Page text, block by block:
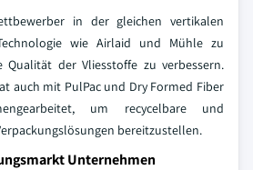
in der gleichen vertikalen
wie Airlaid und Mühle zu
Qualität der Vliesstoffe zu verbessern.
auch mit PulPac und Dry Formed Fiber
um recycelbare und
bereitzustellen.
Unternehmen